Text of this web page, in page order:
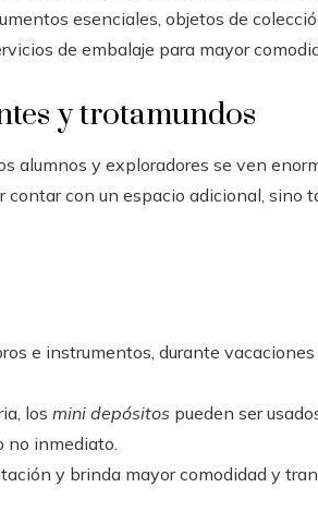
esenciales, objetos de
de embalaje para mayor
y trotamundos
alumnos y exploradores se ven
contar con un espacio adicional,
e instrumentos, durante
los mini depósitos pueden ser
no inmediato.
y brinda mayor comodidad y